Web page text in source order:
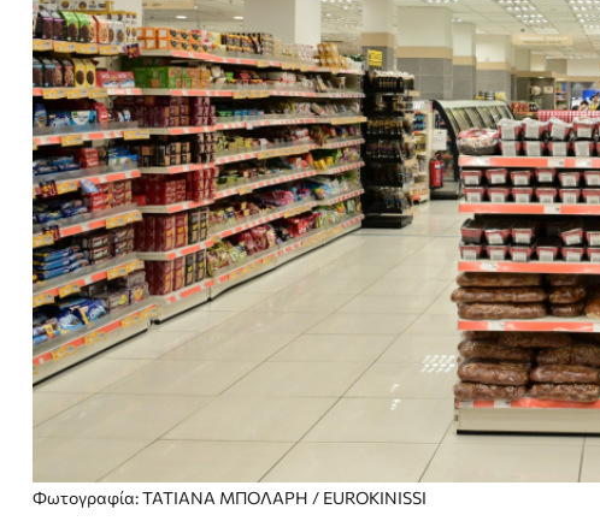
Φωτογραφία: ΤΑΤΙΑΝΑ ΜΠΟΛΑΡΗ / EUROKINISSI